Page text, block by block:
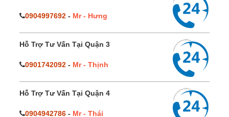
0904997692 - Mr - Hưng
Hỗ Trợ Tư Vấn Tại Quận 3
0901742092 - Mr - Thịnh
Hỗ Trợ Tư Vấn Tại Quận 4
0904942786 - Mr - Thái